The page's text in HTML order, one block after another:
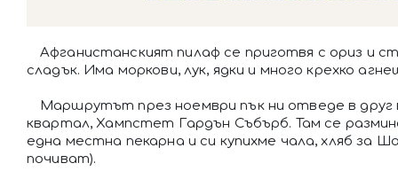
Афганистанският пилаф се приготвя с ориз и
сладък. Има моркови, лук, ядки и много крехко
Маршрутът през ноември пък ни отведе в
квартал, Хампстет Гардън Събърб. Там се
една местна пекарна и си купихме чала, хляб за
почиват).